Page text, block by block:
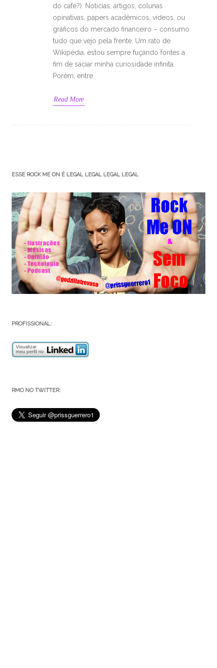
do café?). Notícias, artigos, colunas
opinativas, papers acadêmicos, vídeos, ou
gráficos do mercado financeiro – consumo
tudo que vejo pela frente. Um rato de
Wikipédia, estou sempre fuçando fontes a
fim de saciar minha curiosidade infinita.
Porém, entre
Read More
ESSE ROCK ME ON É LEGAL LEGAL LEGAL LEGAL
PROFISSIONAL:
RMO NO TWITTER: